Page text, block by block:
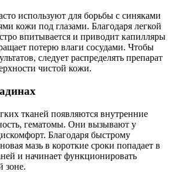
используют для борьбы с синяками
кожи под глазами. Благодаря легкой
впитывается и приводит капилляры
потерю влаги сосудами. Чтобы
следует распределять препарат
чистой кожи.
тканей появляются внутренние
гематомы. Они вызывают у
Благодаря быстрому
мазь в короткие сроки попадает в
и начинает функционировать
зоне.